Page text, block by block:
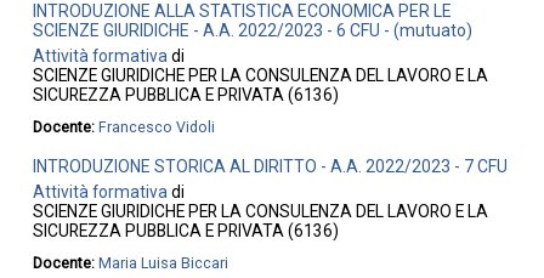
INTRODUZIONE ALLA STATISTICA ECONOMICA PER LE
SCIENZE GIURIDICHE - A.A. 2022/2023 - 6 CFU - (mutuato)
Attività formativadi
SCIENZE GIURIDICHE PER LA CONSULENZA DEL LAVORO E LA
SICUREZZA PUBBLICA E PRIVATA (6136)
Docente:Francesco Vidoli
INTRODUZIONE STORICA AL DIRITTO - A.A. 2022/2023 - 7 CFU
Attività formativadi
SCIENZE GIURIDICHE PER LA CONSULENZA DEL LAVORO E LA
SICUREZZA PUBBLICA E PRIVATA (6136)
Docente:Maria Luisa Biccari